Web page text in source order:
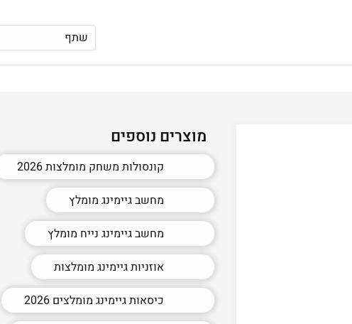
שתף
מוצרים נוספים
קונסולות משחק מומלצות 2026
מחשב גיימינג מומלץ
מחשב גיימינג נייח מומלץ
אוזניות גיימינג מומלצות
כיסאות גיימינג מומלצים 2026